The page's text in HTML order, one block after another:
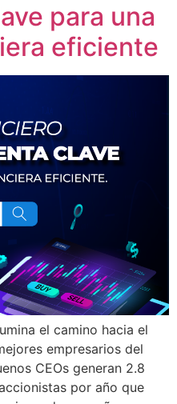
para una
eficiente
el camino hacia el
empresarios del
CEOs generan 2.8
por año que